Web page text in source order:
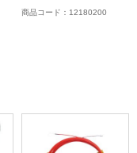
商品コード：12180200